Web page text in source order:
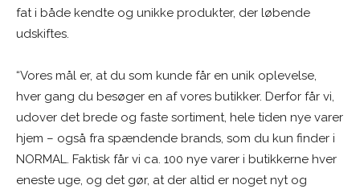
fat i både kendte og unikke produkter, der løbende
udskiftes.
“Vores mål er, at du som kunde får en unik oplevelse,
hver gang du besøger en af vores butikker. Derfor får vi,
udover det brede og faste sortiment, hele tiden nye varer
hjem – også fra spændende brands, som du kun finder i
NORMAL. Faktisk får vi ca. 100 nye varer i butikkerne hver
eneste uge, og det gør, at der altid er noget nyt og